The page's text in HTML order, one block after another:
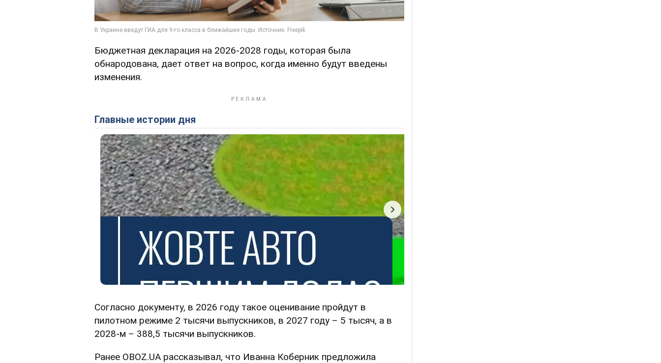
Бюджетная декларация на 2026-2028 годы, которая была
обнародована, дает ответ на вопрос, когда именно будут введены
изменения.
Главные истории дня
Согласно документу, в 2026 году такое оценивание пройдут в
пилотном режиме 2 тысячи выпускников, в 2027 году – 5 тысяч, а в
2028-м – 388,5 тысячи выпускников.
Ранее OBOZ.UA рассказывал, что Иванна Коберник предложила